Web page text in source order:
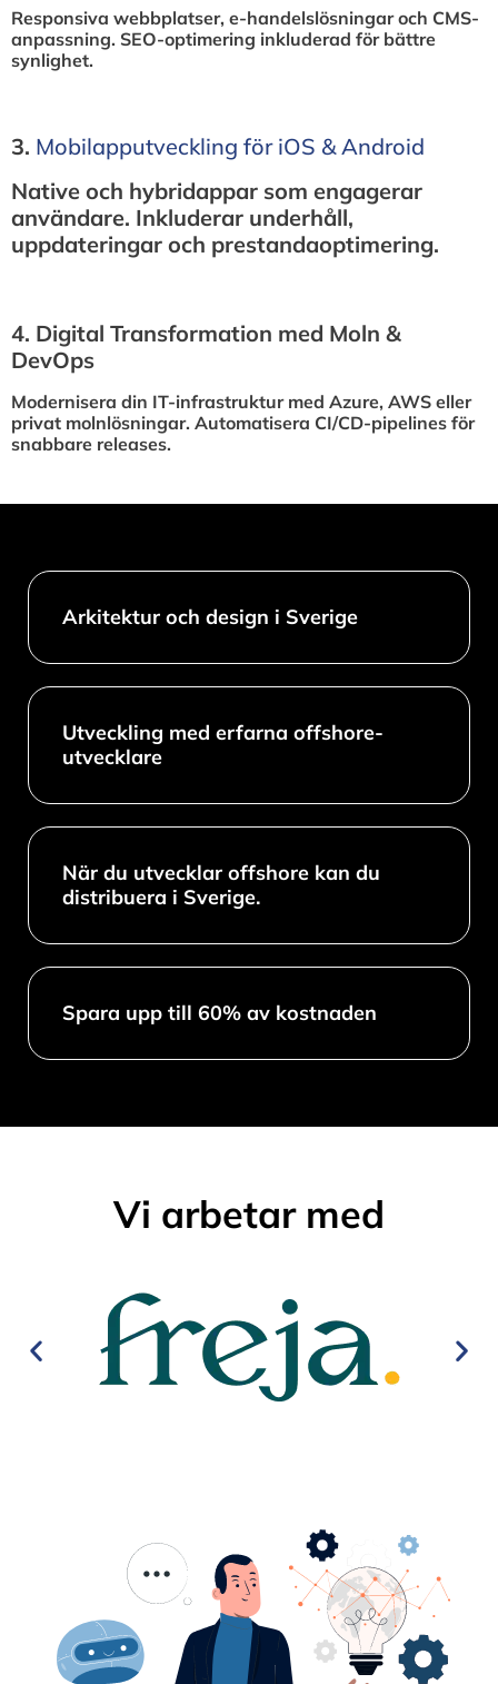
Responsiva webbplatser, e-handelslösningar och CMS-
anpassning. SEO-optimering inkluderad för bättre
synlighet.
3.⁠ ⁠Mobilapputveckling för iOS & Android
Native och hybridappar som engagerar
användare. Inkluderar underhåll,
uppdateringar och prestandaoptimering.
4.⁠ ⁠Digital Transformation med Moln &
DevOps
Modernisera din IT-infrastruktur med Azure, AWS eller
privat molnlösningar. Automatisera CI/CD-pipelines för
snabbare releases.
Arkitektur och design i Sverige​
Utveckling med erfarna offshore-
utvecklare
När du utvecklar offshore kan du
distribuera i Sverige.
Spara upp till 60% av kostnaden
Vi arbetar med